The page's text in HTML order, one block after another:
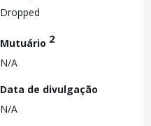
Dropped
Mutuário 2
N/A
Data de divulgação
N/A